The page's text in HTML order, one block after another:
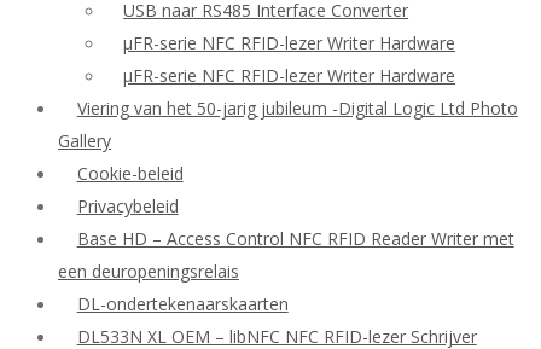
USB naar RS485 Interface Converter
μFR-serie NFC RFID-lezer Writer Hardware
μFR-serie NFC RFID-lezer Writer Hardware
Viering van het 50-jarig jubileum -Digital Logic Ltd Photo
Gallery
Cookie-beleid
Privacybeleid
Base HD – Access Control NFC RFID Reader Writer met
een deuropeningsrelais
DL-ondertekenaarskaarten
DL533N XL OEM – libNFC NFC RFID-lezer Schrijver